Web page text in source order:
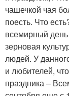
чашечкой чая
поесть. Что
всемирный
зерновая
людей. У
и любителей,
праздника –